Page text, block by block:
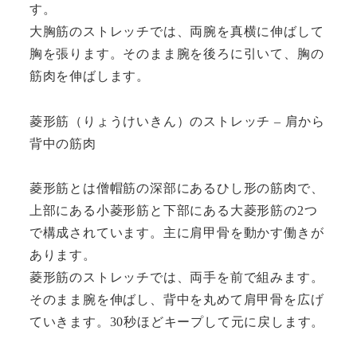
す。
大胸筋のストレッチでは、両腕を真横に伸ばして
胸を張ります。そのまま腕を後ろに引いて、胸の
筋肉を伸ばします。
菱形筋（りょうけいきん）のストレッチ – 肩から
背中の筋肉
菱形筋とは僧帽筋の深部にあるひし形の筋肉で、
上部にある小菱形筋と下部にある大菱形筋の2つ
で構成されています。主に肩甲骨を動かす働きが
あります。
菱形筋のストレッチでは、両手を前で組みます。
そのまま腕を伸ばし、背中を丸めて肩甲骨を広げ
ていきます。30秒ほどキープして元に戻します。